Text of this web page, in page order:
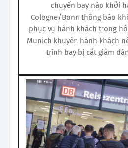
chuyến bay nào khởi
Cologne/Bonn thông báo
phục vụ hành khách trong
Munich khuyên hành khách
trình bay bị cắt giảm